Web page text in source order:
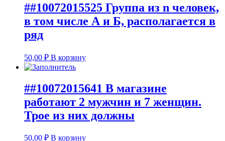
##10072015525 Группа из n человек,
в том числе А и Б, располагается в
ряд
50,00 ₽ В корзину
##10072015641 В магазине
работают 2 мужчин и 7 женщин.
Трое из них должны
50,00 ₽ В корзину